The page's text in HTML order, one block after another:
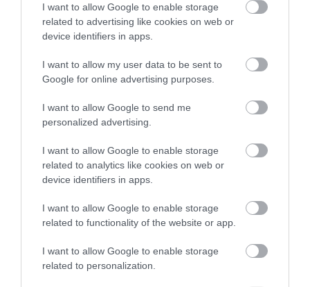
I want to allow Google to enable storage
related to advertising like cookies on web or
device identifiers in apps.
I want to allow my user data to be sent to
Google for online advertising purposes.
I want to allow Google to send me
personalized advertising.
I want to allow Google to enable storage
related to analytics like cookies on web or
device identifiers in apps.
I want to allow Google to enable storage
related to functionality of the website or app.
I want to allow Google to enable storage
related to personalization.
2026. augusztus 10|Riasztó
NÉLKÜLÖZHETETLEN ESZKÖZÖK
2026. augusztus 09
ITTASAN RANDALÍROZOTT EGER
BELVÁROSÁBAN: ÜZLETEK KIRAKATA...
2026. augusztus 09|Riasztó